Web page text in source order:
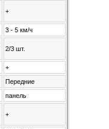
+
3 - 5 км/ч
2/3 шт.
+
Передние
панель
+